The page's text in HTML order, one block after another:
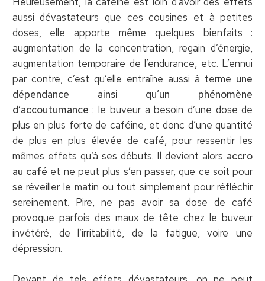
aussi dévastateurs que ces cousines et à petites
doses, elle apporte même quelques bienfaits :
augmentation de la concentration, regain d’énergie,
augmentation temporaire de l’endurance, etc. L’ennui
par contre, c’est qu’elle entraîne aussi à terme une
dépendance ainsi qu’un phénomène
d’accoutumance : le buveur a besoin d’une dose de
plus en plus forte de caféine, et donc d’une quantité
de plus en plus élevée de café, pour ressentir les
mêmes effets qu’à ses débuts. Il devient alors accro
au café et ne peut plus s’en passer, que ce soit pour
se réveiller le matin ou tout simplement pour réfléchir
sereinement. Pire, ne pas avoir sa dose de café
provoque parfois des maux de tête chez le buveur
invétéré, de l’irritabilité, de la fatigue, voire une
dépression.